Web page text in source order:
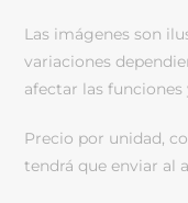
Las imágenes son
variaciones
afectar las
Precio por unidad,
tendrá que enviar al